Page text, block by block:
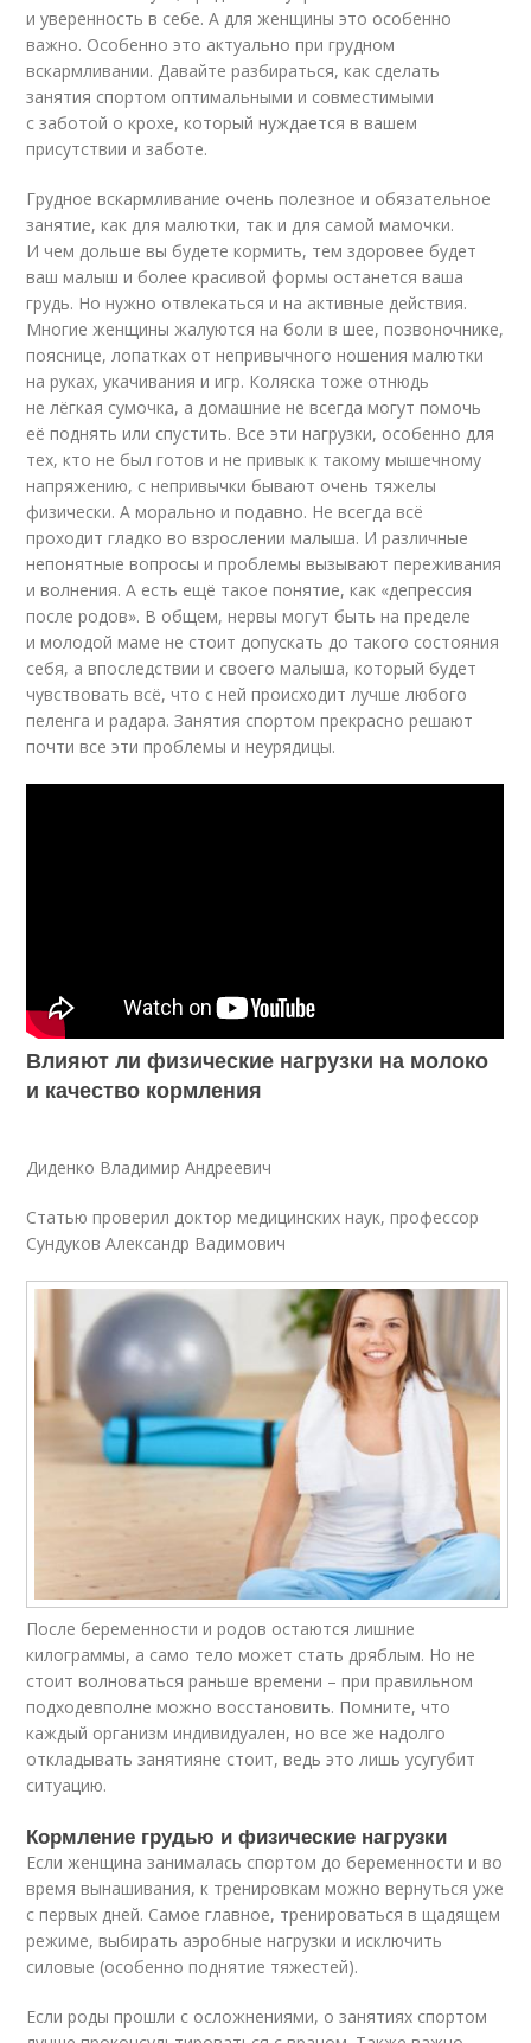
и уверенность в себе. А для женщины это особенно
важно. Особенно это актуально при грудном
вскармливании. Давайте разбираться, как сделать
занятия спортом оптимальными и совместимыми
с заботой о крохе, который нуждается в вашем
присутствии и заботе.
Грудное вскармливание очень полезное и обязательное
занятие, как для малютки, так и для самой мамочки.
И чем дольше вы будете кормить, тем здоровее будет
ваш малыш и более красивой формы останется ваша
грудь. Но нужно отвлекаться и на активные действия.
Многие женщины жалуются на боли в шее, позвоночнике,
пояснице, лопатках от непривычного ношения малютки
на руках, укачивания и игр. Коляска тоже отнюдь
не лёгкая сумочка, а домашние не всегда могут помочь
её поднять или спустить. Все эти нагрузки, особенно для
тех, кто не был готов и не привык к такому мышечному
напряжению, с непривычки бывают очень тяжелы
физически. А морально и подавно. Не всегда всё
проходит гладко во взрослении малыша. И различные
непонятные вопросы и проблемы вызывают переживания
и волнения. А есть ещё такое понятие, как «депрессия
после родов». В общем, нервы могут быть на пределе
и молодой маме не стоит допускать до такого состояния
себя, а впоследствии и своего малыша, который будет
чувствовать всё, что с ней происходит лучше любого
пеленга и радара. Занятия спортом прекрасно решают
почти все эти проблемы и неурядицы.
Влияют ли физические нагрузки на молоко
и качество кормления
Диденко Владимир Андреевич
Статью проверил доктор медицинских наук, профессор
Сундуков Александр Вадимович
После беременности и родов остаются лишние
килограммы, а само тело может стать дряблым. Но не
стоит волноваться раньше времени – при правильном
подходевполне можно восстановить. Помните, что
каждый организм индивидуален, но все же надолго
откладывать занятияне стоит, ведь это лишь усугубит
ситуацию.
Кормление грудью и физические нагрузки
Если женщина занималась спортом до беременности и во
время вынашивания, к тренировкам можно вернуться уже
с первых дней. Самое главное, тренироваться в щадящем
режиме, выбирать аэробные нагрузки и исключить
силовые (особенно поднятие тяжестей).
Если роды прошли с осложнениями, о занятиях спортом